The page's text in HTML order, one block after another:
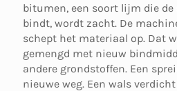
bitumen, een soort lijm die
bindt, wordt zacht. De
schept het materiaal op. Dat
gemengd met nieuw
andere grondstoffen. Een
nieuwe weg. Een wals